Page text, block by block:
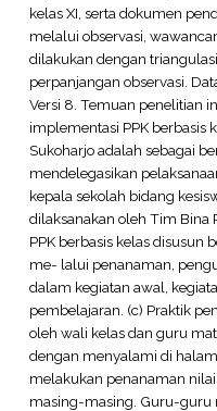
kelas XI, serta dokumen
melalui observasi,
dilakukan dengan
perpanjangan observasi.
Versi 8. Temuan penelitian
implementasi PPK berbasis
Sukoharjo adalah sebagai
mendelegasikan
kepala sekolah bidang
dilaksanakan oleh Tim Bina
PPK berbasis kelas disusun
me- lalui penanaman,
dalam kegiatan awal,
pembelajaran. (c) Praktik
oleh wali kelas dan guru
dengan menyalami di
melakukan penanaman
masing-masing. Guru-guru